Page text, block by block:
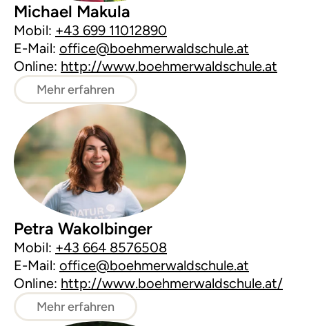
Michael Makula
Mobil: +43 699 11012890
E-Mail: office@boehmerwaldschule.at
Online: http://www.boehmerwaldschule.at
Mehr erfahren
Petra Wakolbinger
Mobil: +43 664 8576508
E-Mail: office@boehmerwaldschule.at
Online: http://www.boehmerwaldschule.at/
Mehr erfahren